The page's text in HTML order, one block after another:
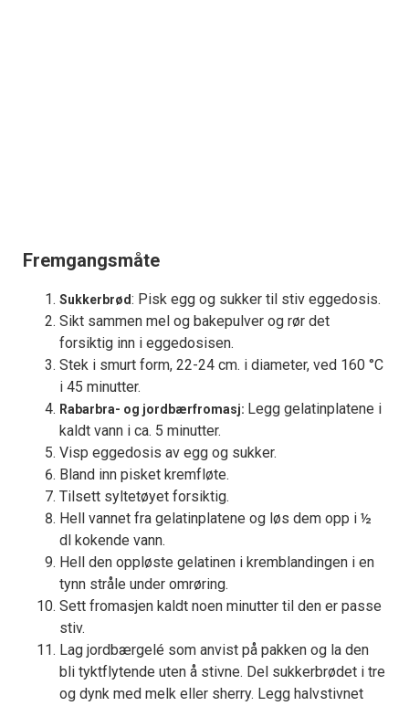
Fremgangsmåte
Sukkerbrød: Pisk egg og sukker til stiv eggedosis.
Sikt sammen mel og bakepulver og rør det
forsiktig inn i eggedosisen.
Stek i smurt form, 22-24 cm. i diameter, ved 160 °C
i 45 minutter.
Rabarbra- og jordbærfromasj: Legg gelatinplatene i
kaldt vann i ca. 5 minutter.
Visp eggedosis av egg og sukker.
Bland inn pisket kremfløte.
Tilsett syltetøyet forsiktig.
Hell vannet fra gelatinplatene og løs dem opp i ½
dl kokende vann.
Hell den oppløste gelatinen i kremblandingen i en
tynn stråle under omrøring.
Sett fromasjen kaldt noen minutter til den er passe
stiv.
Lag jordbærgelé som anvist på pakken og la den
bli tyktflytende uten å stivne. Del sukkerbrødet i tre
og dynk med melk eller sherry. Legg halvstivnet